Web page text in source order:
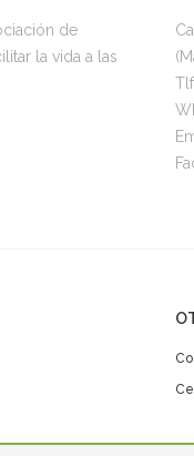
de
la vida a las